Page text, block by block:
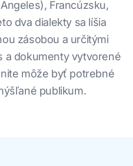
Francúzsku,
dva dialekty sa líšia
zásobou a určitými
a dokumenty vytvorené
môže byť potrebné
publikum.